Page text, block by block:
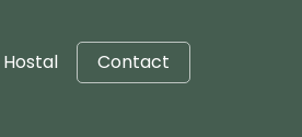
Hostal Contact